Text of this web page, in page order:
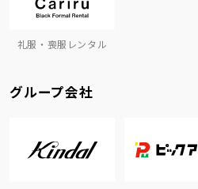
礼服・喪服レンタル
グループ会社